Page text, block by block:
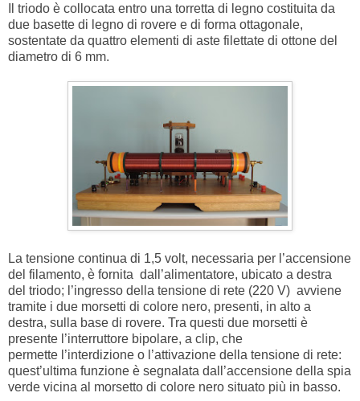
Il triodo è collocata entro una torretta di legno costituita da
due basette di legno di rovere e di forma ottagonale,
sostentate da quattro elementi di aste filettate di ottone del
diametro di 6 mm.
La tensione continua di 1,5 volt, necessaria per l’accensione
del filamento, è fornita dall’alimentatore, ubicato a destra
del triodo; l’ingresso della tensione di rete (220 V) avviene
tramite i due morsetti di colore nero, presenti, in alto a
destra, sulla base di rovere. Tra questi due morsetti è
presente l’interruttore bipolare, a clip, che
permette l’interdizione o l’attivazione della tensione di rete:
quest’ultima funzione è segnalata dall’accensione della spia
verde vicina al morsetto di colore nero situato più in basso.